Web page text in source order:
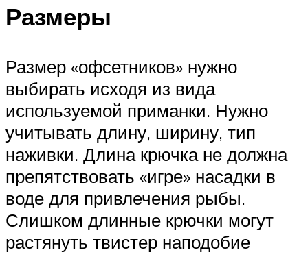
Размеры
Размер «офсетников» нужно
выбирать исходя из вида
используемой приманки. Нужно
учитывать длину, ширину, тип
наживки. Длина крючка не должна
препятствовать «игре» насадки в
воде для привлечения рыбы.
Слишком длинные крючки могут
растянуть твистер наподобие